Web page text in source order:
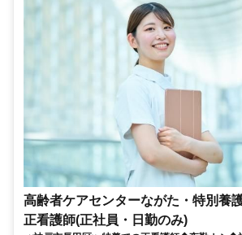
高齢者ケアセンターながた・特別養
正看護師(正社員・日勤のみ)